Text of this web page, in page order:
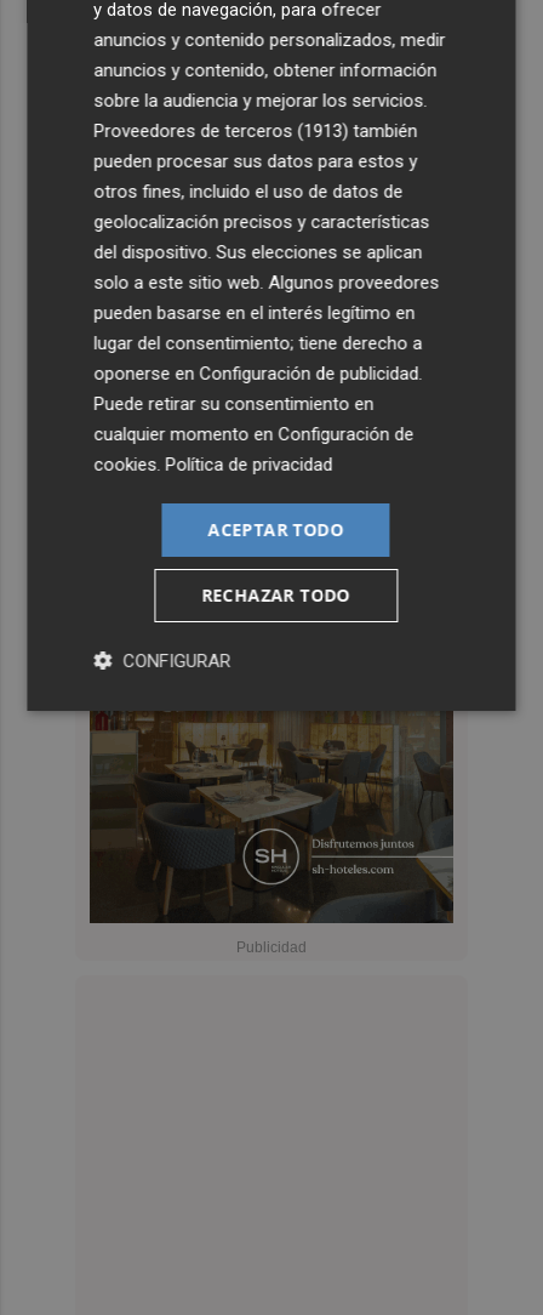
y datos de navegación, para ofrecer
anuncios y contenido personalizados, medir
anuncios y contenido, obtener información
sobre la audiencia y mejorar los servicios.
Proveedores de terceros (1913) también
pueden procesar sus datos para estos y
otros fines, incluido el uso de datos de
geolocalización precisos y características
del dispositivo. Sus elecciones se aplican
solo a este sitio web. Algunos proveedores
pueden basarse en el interés legítimo en
lugar del consentimiento; tiene derecho a
oponerse enConfiguración de publicidad
Puede retirar su consentimiento en
cualquier momento enConfiguración de
cookies .Política de privacidad
ACEPTAR TODO
RECHAZAR TODO
CONFIGURAR